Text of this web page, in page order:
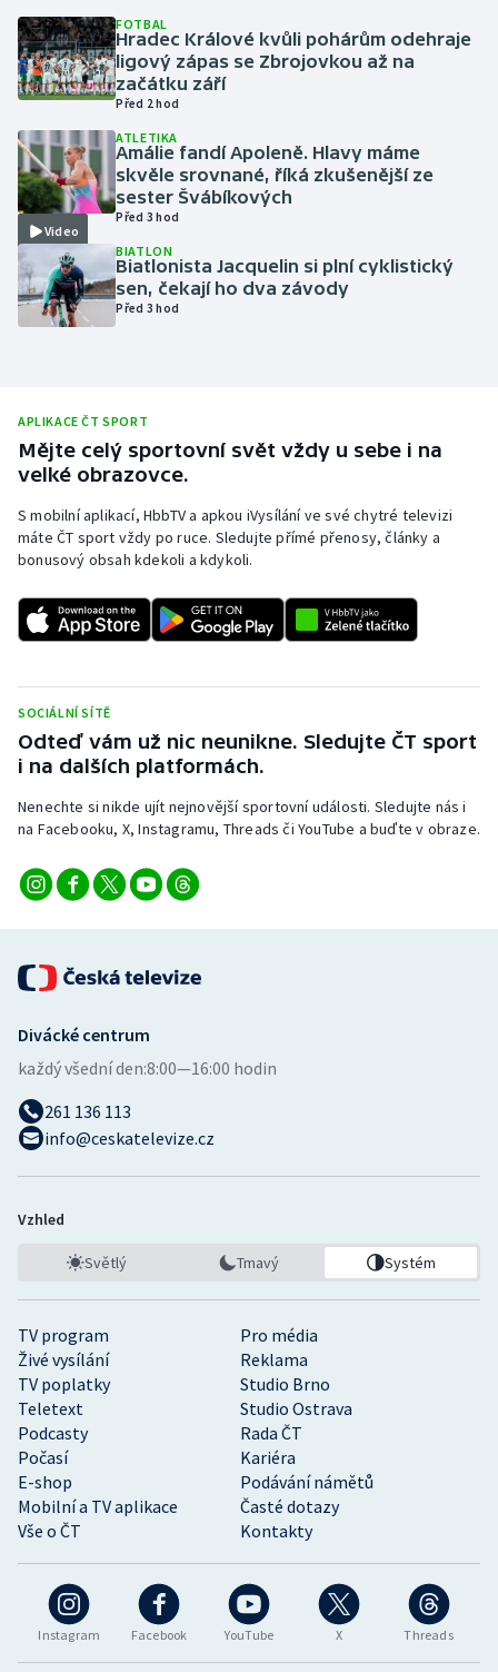
Lyže a snowboard
Moderní pětiboj
Motorsport
Olympijské hry
Parasport
Plavání
Ragby
Rychlobruslení
Rychlostní kanoistika
Sportovní střelba
Stolní tenis
Triatlon
Veslování
Volejbal
FOTBAL
Hradec Králové kvůli pohárům odehraje
ligový zápas se Zbrojovkou až na
začátku září
Před 2 hod
Video
ATLETIKA
Amálie fandí Apoleně. Hlavy máme
skvěle srovnané, říká zkušenější ze
sester Švábíkových
Před 3 hod
BIATLON
Biatlonista Jacquelin si plní cyklistický
sen, čekají ho dva závody
Před 3 hod
APLIKACE ČT SPORT
Mějte celý sportovní svět vždy u sebe i na
velké obrazovce.
S mobilní aplikací, HbbTV a apkou iVysílání ve své chytré televizi
máte ČT sport vždy po ruce. Sledujte přímé přenosy, články a
bonusový obsah kdekoli a kdykoli.
SOCIÁLNÍ SÍTĚ
Odteď vám už nic neunikne. Sledujte ČT sport
i na dalších platformách.
Nenechte si nikde ujít nejnovější sportovní události. Sledujte nás i
na Facebooku, X, Instagramu, Threads či YouTube a buďte v obraze.
Instagram Facebook YouTube X Threads
TV program
Pro média
Živé vysílání
Reklama
TV poplatky
Studio Brno
Teletext
Studio Ostrava
Podcasty
Rada ČT
Počasí
Kariéra
E-shop
Podávání námětů
Mobilní a TV aplikace
Časté dotazy
Vše o ČT
Kontakty
Divácké centrum
každý všední den:8:00—16:00 hodin
261 136 113
info@ceskatelevize.cz
Vzhled
Světlý Tmavý Systém